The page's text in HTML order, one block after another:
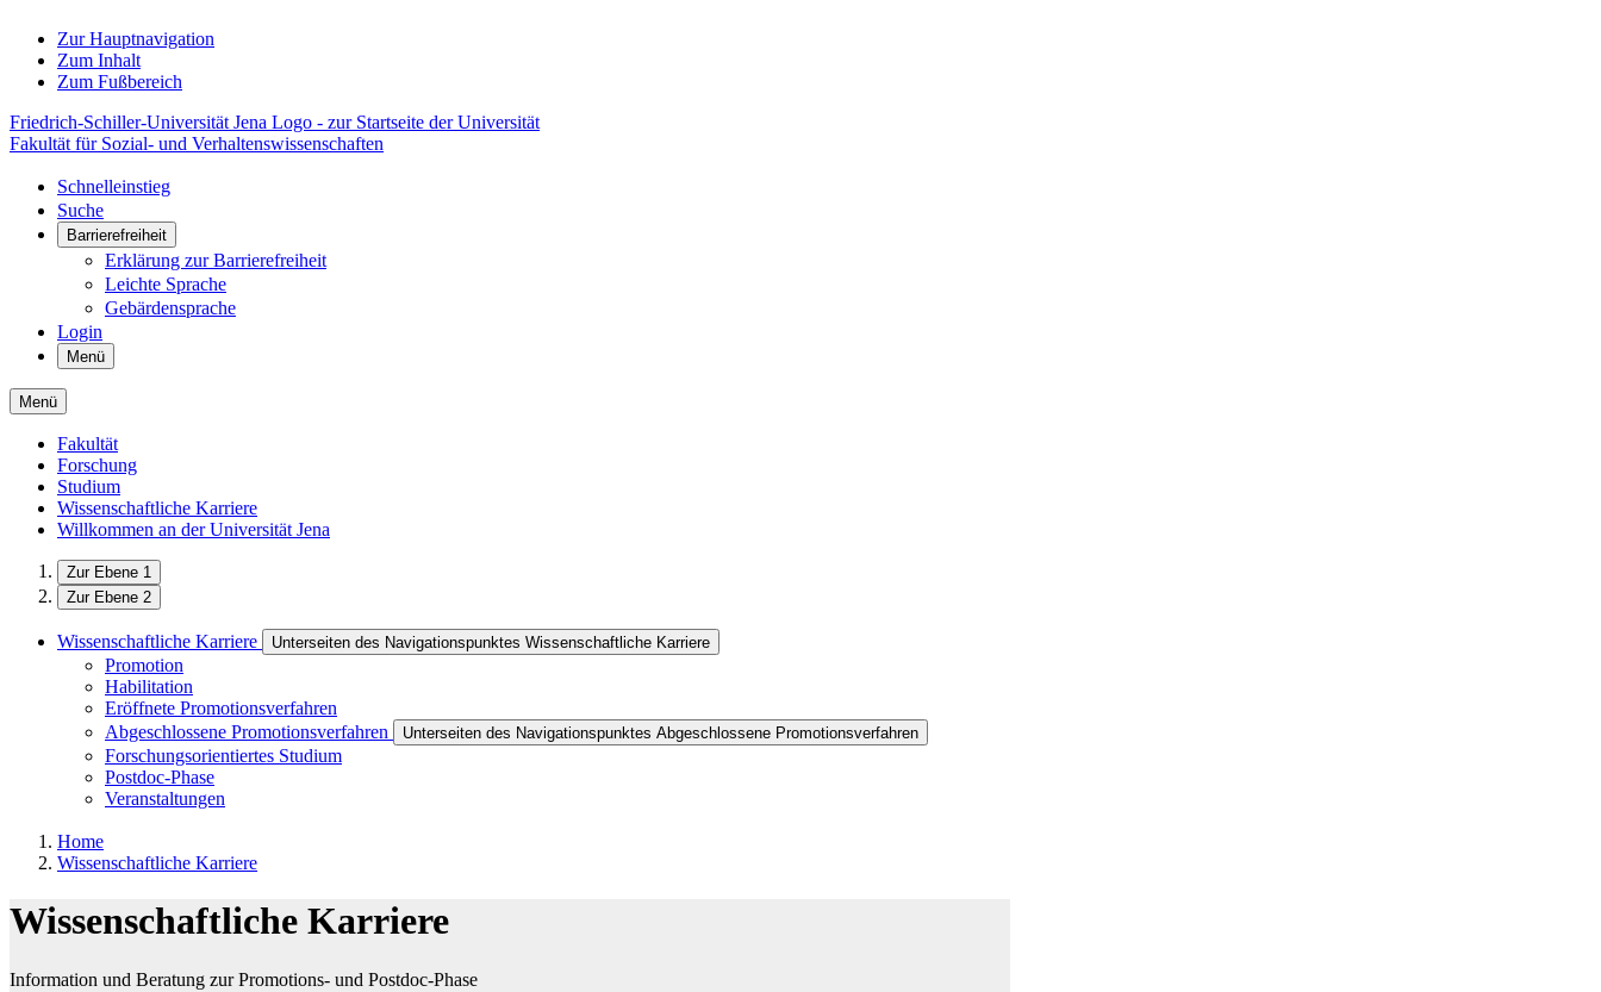
Zur Hauptnavigation
Zum Inhalt
Zum Fußbereich
Friedrich-Schiller-Universität Jena Logo - zur Startseite der Universität
Fakultät für Sozial- und Verhaltenswissenschaften
Schnelleinstieg
Suche
Barrierefreiheit
Erklärung zur Barrierefreiheit
Leichte Sprache
Gebärdensprache
Login
Menü
Menü
Fakultät
Forschung
Studium
Wissenschaftliche Karriere
Willkommen an der Universität Jena
Zur Ebene 1
Zur Ebene 2
Wissenschaftliche Karriere Unterseiten des Navigationspunktes Wissenschaftliche Karriere
Promotion
Habilitation
Eröffnete Promotionsverfahren
Abgeschlossene Promotionsverfahren
Unterseiten des Navigationspunktes Abgeschlossene Promotionsverfahren
Forschungsorientiertes Studium
Postdoc-Phase
Veranstaltungen
Home
Wissenschaftliche Karriere
Wissenschaftliche Karriere
Information und Beratung zur Promotions- und Postdoc-Phase